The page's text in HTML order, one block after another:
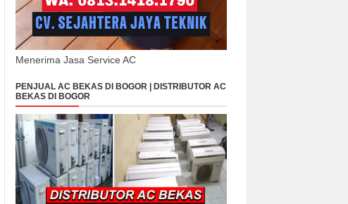
Menerima Jasa Service AC
PENJUAL AC BEKAS DI BOGOR | DISTRIBUTOR AC
BEKAS DI BOGOR